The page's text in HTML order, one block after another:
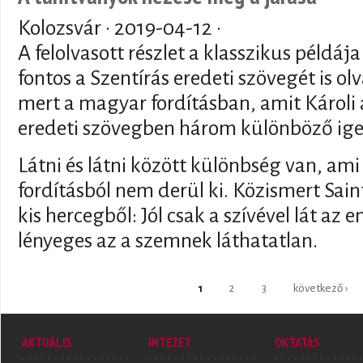
Kolozsvár · 2019-04-12 ·
A felolvasott részlet a klasszikus
fontos a Szentírás eredeti szövegét is
mert a magyar fordításban, amit Károli
eredeti szövegben három különböző
Látni és látni között különbség van,
fordításból nem derül ki. Közismert
kis hercegből: Jól csak a szívével lát az
lényeges az a szemnek láthatatlan.
1 2 3 következő ›
AKTUÁLIS
INTÉZET
OKTATÁS